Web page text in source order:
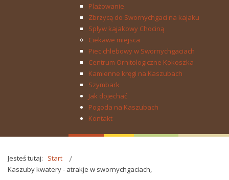
Plażowanie
Zbrzycą do Swornychgaci na kajaku
Spływ kajakowy Chociną
Ciekawe miejsca
Piec chlebowy w Swornychgaciach
Centrum Ornitologiczne Kokoszka
Kamienne kręgi na Kaszubach
Szymbark
Jak dojechać
Pogoda na Kaszubach
Kontakt
Jesteś tutaj:
Start
Kaszuby kwatery - atrakje w swornychgaciach,